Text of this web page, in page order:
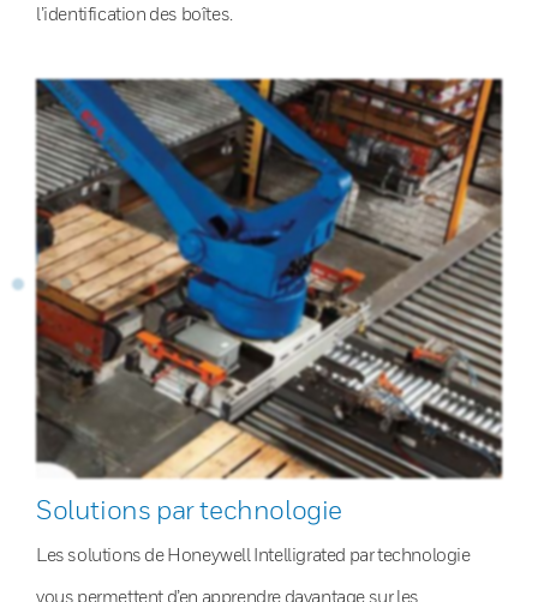
l’identification des boîtes.
Solutions par technologie
Les solutions de Honeywell Intelligrated par technologie
vous permettent d’en apprendre davantage sur les